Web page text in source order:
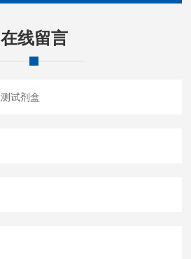
在线留言